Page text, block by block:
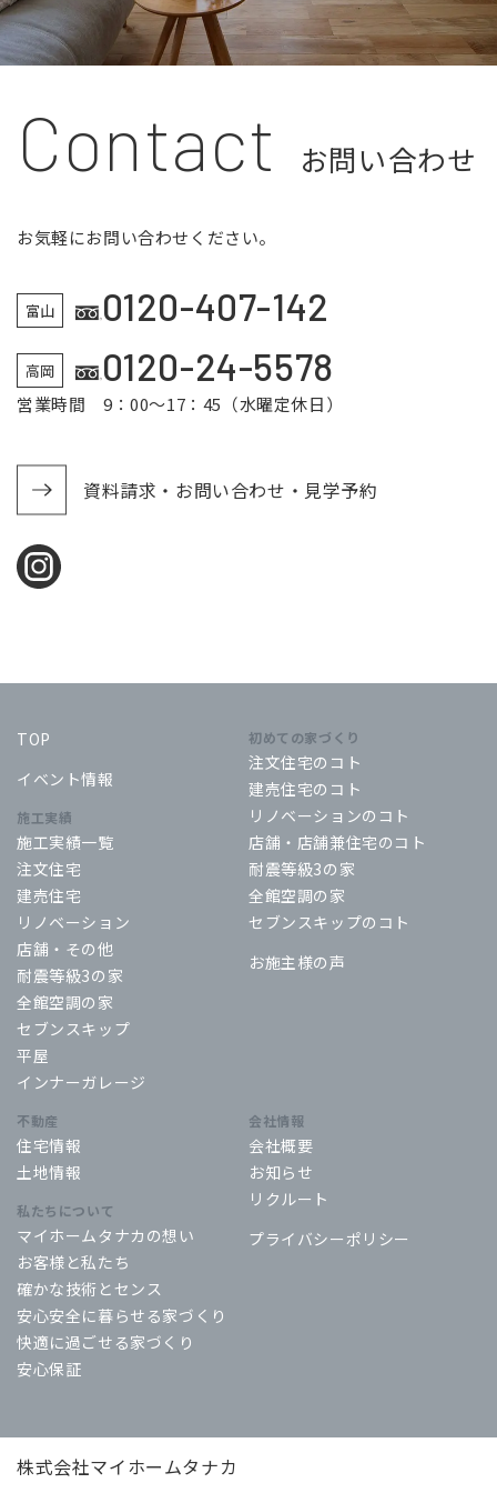
Contact お問い合わせ
お気軽にお問い合わせください。
富山 0120-407-142
高岡 0120-24-5578
営業時間 9：00～17：45（水曜定休日）
資料請求・お問い合わせ・見学予約
TOP
イベント情報
施工実績
施工実績一覧
注文住宅
建売住宅
リノベーション
店舗・その他
耐震等級3の家
全館空調の家
セブンスキップ
平屋
インナーガレージ
初めての家づくり
注文住宅のコト
建売住宅のコト
リノベーションのコト
店舗・店舗兼住宅のコト
耐震等級3の家
全館空調の家
セブンスキップのコト
お施主様の声
不動産
住宅情報
土地情報
私たちについて
マイホームタナカの想い
お客様と私たち
確かな技術とセンス
安心安全に暮らせる家づくり
快適に過ごせる家づくり
安心保証
会社情報
会社概要
お知らせ
リクルート
プライバシーポリシー
株式会社マイホームタナカ